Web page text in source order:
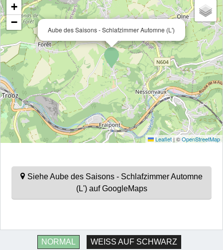
Aube des Saisons - Schlafzimmer Automne (L')
+
−
Leaflet|©OpenStreetMap
Siehe Aube des Saisons - Schlafzimmer Automne
(L') auf GoogleMaps
NORMAL WEISS AUF SCHWARZ